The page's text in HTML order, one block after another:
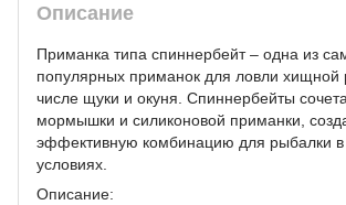
Описание
Приманка типа спиннербейт – одна из
популярных приманок для ловли хищной
числе щуки и окуня. Спиннербейты
мормышки и силиконовой приманки,
эффективную комбинацию для рыбалки в
условиях.
Описание: